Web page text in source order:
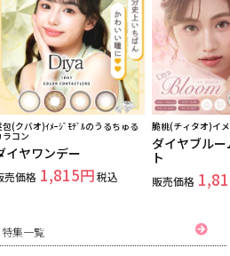
包(クバオ)ｲﾒｰｼﾞﾓﾃﾞﾙのうるちゅる
ラコン
イヤワンデー
売価格 1,815 税込
脆桃(チィタオ)イ
ダイヤブル
ト
販売価格
特集一覧